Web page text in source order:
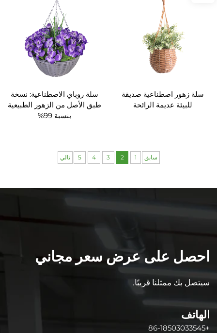
سلة زهور اصطناعية صديقة
للبيئة عديمة الرائحة
سلة روباي الاصطناعية: نسخة
طبق الأصل من الزهور الطبيعية
بنسبة 99%
سابق 1
2
3
4
5 تالي
احصل على عرض سعر مجاني
سيتصل بك ممثلنا قريبًا.
الهاتف
+86-18503033545